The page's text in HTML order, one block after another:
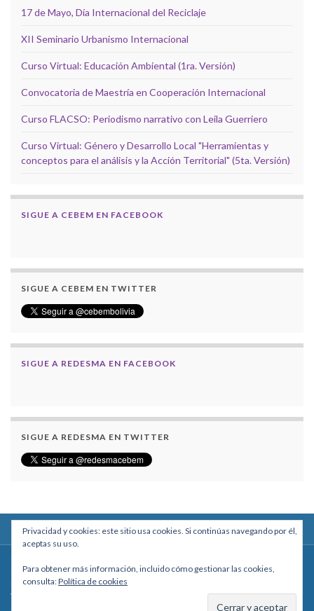
17 de Mayo, Día Internacional del Reciclaje
XII Seminario Urbanismo Internacional
Curso Virtual: Educación Ambiental (1ra. Versión)
Convocatoria de Maestría en Cooperación Internacional
Curso FLACSO: Periodismo narrativo con Leila Guerriero
Curso Virtual: Género y Desarrollo Local "Herramientas y
conceptos para el análisis y la Acción Territorial" (5ta. Versión)
SIGUE A CEBEM EN FACEBOOK
SIGUE A CEBEM EN TWITTER
SIGUE A REDESMA EN FACEBOOK
SIGUE A REDESMA EN TWITTER
Calle Macario Pinilla # 2588 esq. Av. Arce, Edificio Arcadia, Mezzanine, Of. 101
- La Paz, Bolivia
Teléfono: +591 2431818 - Celular: +591 73027636
Privacidad y cookies: este sitio usa cookies. Si continúas navegando por él,
aceptas su uso.
Para obtener más información, incluido cómo gestionar las cookies,
consulta:Política de cookies